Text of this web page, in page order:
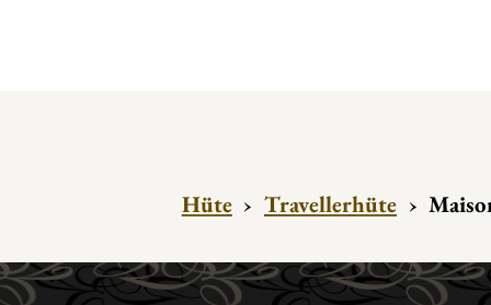
Hüte › Travellerhüte ›